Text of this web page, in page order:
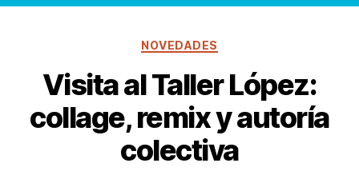
Categorías
NOVEDADES
Visita al Taller López:
collage, remix y autoría
colectiva